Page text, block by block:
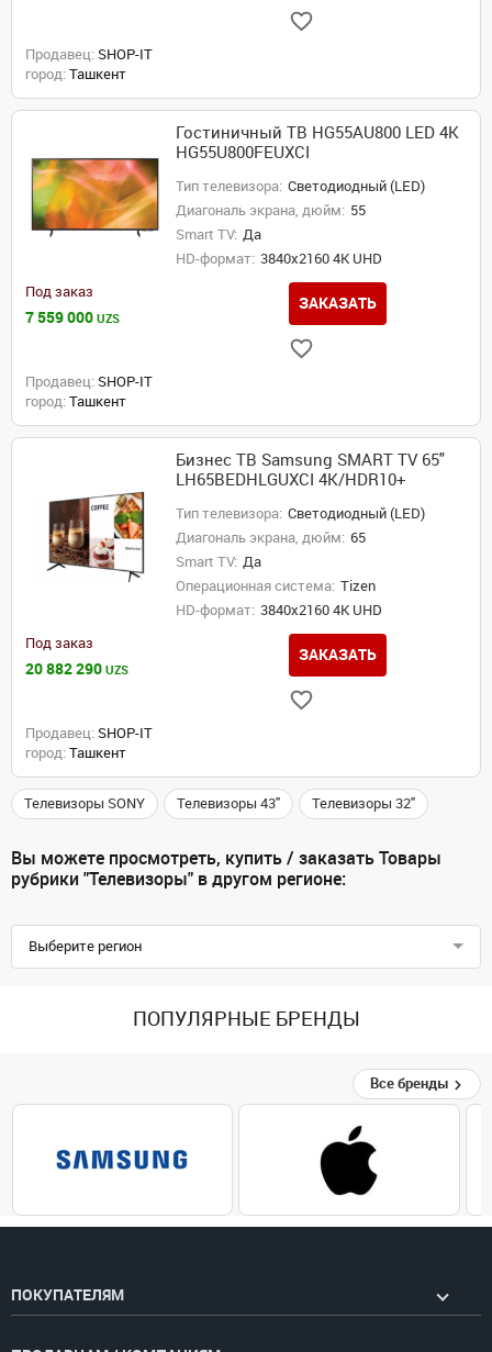
Продавец: SHOP-IT
город: Ташкент
Гостиничный ТВ HG55AU800 LED 4K
HG55U800FEUXCI
Тип телевизора: Светодиодный (LED)
Диагональ экрана, дюйм: 55
Smart TV: Да
HD-формат: 3840x2160 4K UHD
Под заказ
7 559 000 UZS
ЗАКАЗАТЬ
Продавец: SHOP-IT
город: Ташкент
Бизнес ТВ Samsung SMART TV 65"
LH65BEDHLGUXCI 4K/HDR10+
Тип телевизора: Светодиодный (LED)
Диагональ экрана, дюйм: 65
Smart TV: Да
Операционная система: Tizen
HD-формат: 3840x2160 4K UHD
Под заказ
20 882 290 UZS
ЗАКАЗАТЬ
Продавец: SHOP-IT
город: Ташкент
Телевизоры SONY Телевизоры 43" Телевизоры 32"
Вы можете просмотреть, купить / заказать Товары
рубрики "Телевизоры" в другом регионе:
Выберите регион
ПОПУЛЯРНЫЕ БРЕНДЫ
Все бренды
ПОКУПАТЕЛЯМ